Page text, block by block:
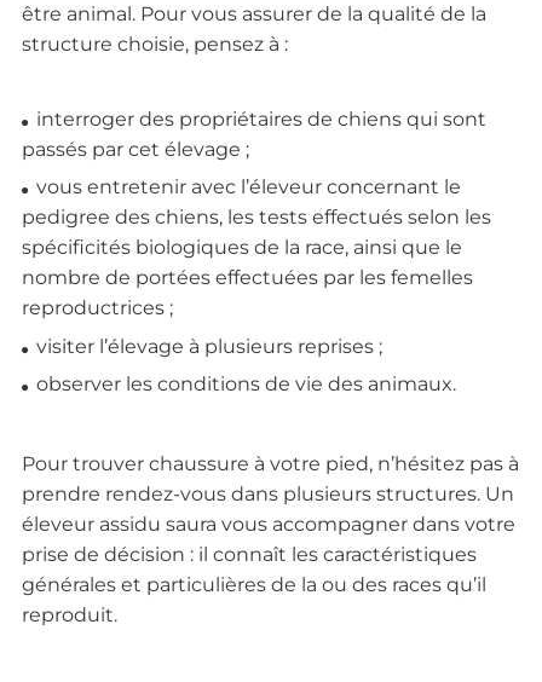
être animal. Pour vous assurer de la qualité de la
structure choisie, pensez à :
interroger des propriétaires de chiens qui sont
passés par cet élevage ;
vous entretenir avec l’éleveur concernant le
pedigree des chiens, les tests effectués selon les
spécificités biologiques de la race, ainsi que le
nombre de portées effectuées par les femelles
reproductrices ;
visiter l’élevage à plusieurs reprises ;
observer les conditions de vie des animaux.
Pour trouver chaussure à votre pied, n’hésitez pas à
prendre rendez-vous dans plusieurs structures. Un
éleveur assidu saura vous accompagner dans votre
prise de décision : il connaît les caractéristiques
générales et particulières de la ou des races qu’il
reproduit.